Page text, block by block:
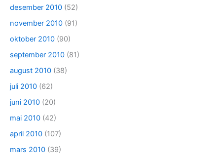
desember 2010 (52)
november 2010 (91)
oktober 2010 (90)
september 2010 (81)
august 2010 (38)
juli 2010 (62)
juni 2010 (20)
mai 2010 (42)
april 2010 (107)
mars 2010 (39)